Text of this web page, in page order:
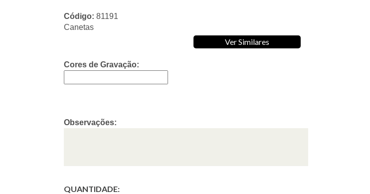
Código: 81191
Canetas
Ver Similares
Cores de Gravação:
Observações:
QUANTIDADE: